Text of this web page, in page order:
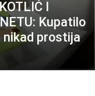
I
Kupatilo
nikad prostija